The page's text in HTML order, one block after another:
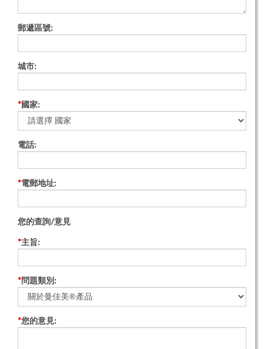
郵遞區號:
城市:
*國家:
電話:
*電郵地址:
您的查詢/意見
*主旨:
*問題類別:
*您的意見: